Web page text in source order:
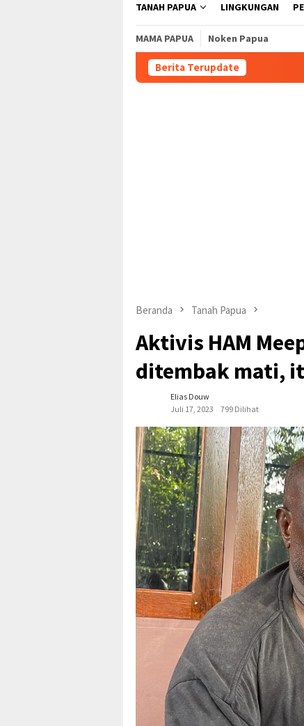
TANAH PAPUA LINGKUNGAN
MAMA PAPUA Noken Papua
Berita TerupdateMoratorium Masih
Beranda Tanah Papua
Aktivis HAM
ditembak mati,
Elias Douw
Juli 17, 2023
799 Dilihat